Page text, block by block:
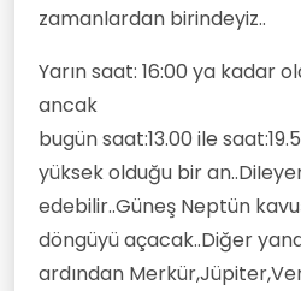
zamanlardan birindeyiz..
Yarın saat: 16:00 ya kadar
ancak
bugün saat:13.00 ile
yüksek olduğu bir
edebilir..Güneş Neptün
döngüyü açacak..Diğer
ardından